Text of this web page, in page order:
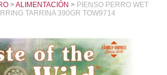
ALIMENTACIÓN
PIENSO PERRO WET
TARRINA 390GR TOW9714